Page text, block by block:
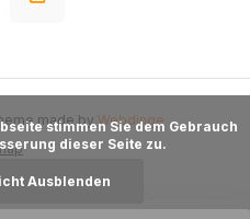
made byWebdinge
dieser Seite zu.
Ausblenden